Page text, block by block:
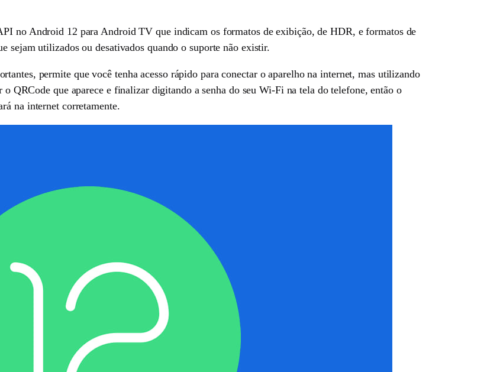
no Android 12 para Android TV que indicam os formatos de exibição, de HDR, e formatos de
sejam utilizados ou desativados quando o suporte não existir.
permite que você tenha acesso rápido para conectar o aparelho na internet, mas utilizando
QRCode que aparece e finalizar digitando a senha do seu Wi-Fi na tela do telefone, então o
na internet corretamente.